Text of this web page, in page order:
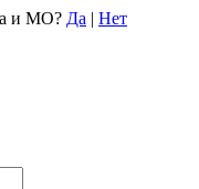
и МО? Да | Нет